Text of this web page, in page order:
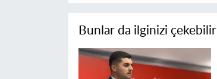
Bunlar da ilginizi çekebilir